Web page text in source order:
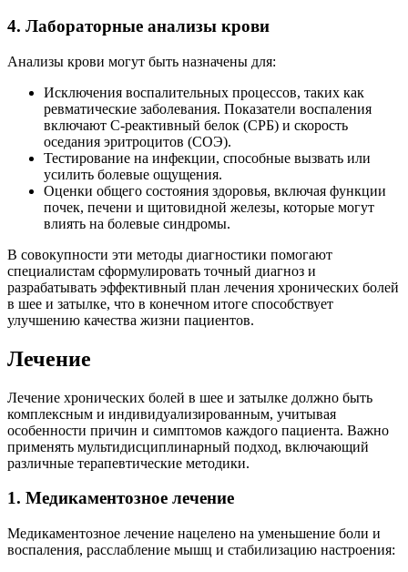
4. Лабораторные анализы крови
Анализы крови могут быть назначены для:
Исключения воспалительных процессов, таких как
ревматические заболевания. Показатели воспаления
включают С-реактивный белок (СРБ) и скорость
оседания эритроцитов (СОЭ).
Тестирование на инфекции, способные вызвать или
усилить болевые ощущения.
Оценки общего состояния здоровья, включая функции
почек, печени и щитовидной железы, которые могут
влиять на болевые синдромы.
В совокупности эти методы диагностики помогают
специалистам сформулировать точный диагноз и
разрабатывать эффективный план лечения хронических болей
в шее и затылке, что в конечном итоге способствует
улучшению качества жизни пациентов.
Лечение
Лечение хронических болей в шее и затылке должно быть
комплексным и индивидуализированным, учитывая
особенности причин и симптомов каждого пациента. Важно
применять мультидисциплинарный подход, включающий
различные терапевтические методики.
1. Медикаментозное лечение
Медикаментозное лечение нацелено на уменьшение боли и
воспаления, расслабление мышц и стабилизацию настроения: